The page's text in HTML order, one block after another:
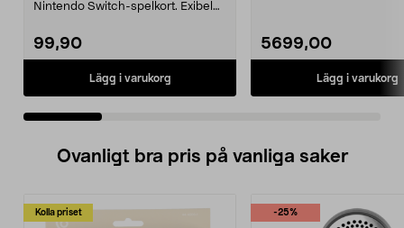
Nintendo Switch-spelkort. Exibel
99,90
Lägg i varukorg
5699,00
Lägg i varukorg
Ovanligt bra pris på vanliga saker
Kolla priset -25%